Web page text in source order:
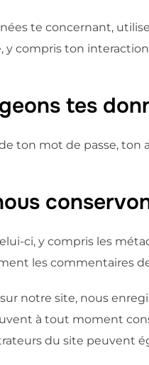
te concernant,
compris ton
tes
ton mot de passe, ton
ci, y compris les
les commentaires
notre site, nous
à tout moment
du site peuvent